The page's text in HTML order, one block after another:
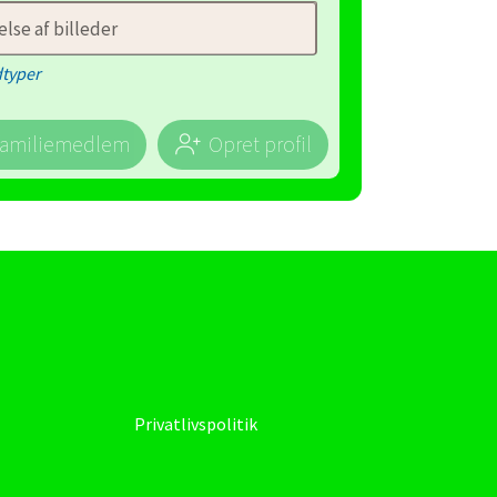
af billeder
Opret profil
Privatlivspolitik